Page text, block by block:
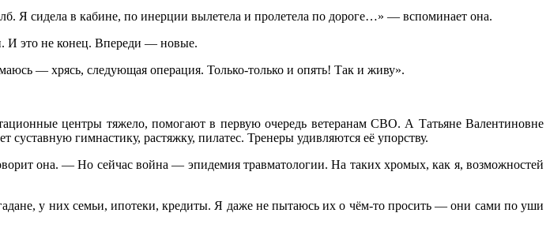
Я сидела в кабине, по инерции вылетела и пролетела по дороге…» — вспоминает она.
И это не конец. Впереди — новые.
— хрясь, следующая операция. Только-только и опять! Так и живу».
центры тяжело, помогают в первую очередь ветеранам СВО. А Татьяне Валентиновне
гимнастику, растяжку, пилатес. Тренеры удивляются её упорству.
она. — Но сейчас война — эпидемия травматологии. На таких хромых, как я, возможностей
у них семьи, ипотеки, кредиты. Я даже не пытаюсь их о чём-то просить — они сами по уши